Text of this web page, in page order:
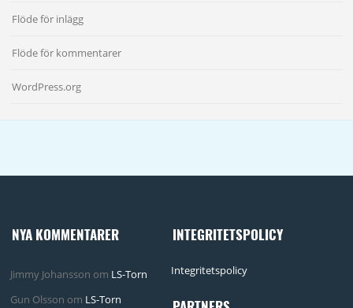
Flöde för inlägg
Flöde för kommentarer
WordPress.org
NYA KOMMENTARER
Jimmy Johansson om LS-Torn
Gun Olsson om LS-Torn
INTEGRITETSPOLICY
Integritetspolicy